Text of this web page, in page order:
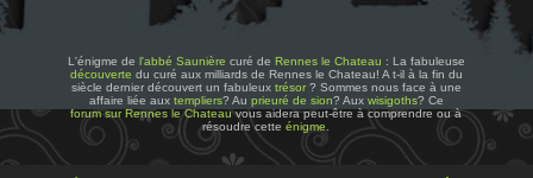
L'énigme de l'abbé Saunière curé de Rennes le Chateau : La fabuleuse
découverte du curé aux milliards de Rennes le Chateau! A t-il à la fin du
siècle dernier découvert un fabuleux trésor? Sommes nous face à une
affaire liée aux templiers? Au prieuré de sion? Aux wisigoths? Ce
forum sur Rennes le Chateauvous aidera peut-être à comprendre ou à
résoudre cetteénigme